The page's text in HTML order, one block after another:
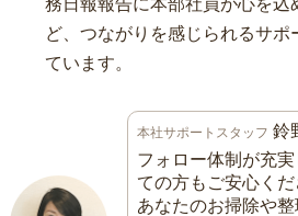
ど、つながりを感じられるサポ
ています。
本社サポートスタッフ 鈴
フォロー体制が充
ての方もご安心くだ
あなたのお掃除や